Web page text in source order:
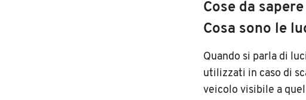
Cose da sapere
Cosa sono le
Quando si parla di
utilizzati in caso di
veicolo visibile a